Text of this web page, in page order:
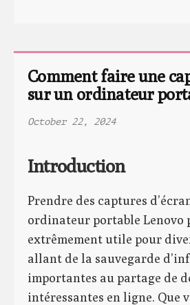
Comment faire une
sur un ordinateur
October 22, 2024
Introduction
Prendre des captures
ordinateur portable Lenovo
extrêmement utile pour
allant de la sauvegarde
importantes au partage de
intéressantes en ligne. Que